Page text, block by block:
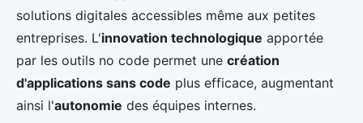
solutions digitales accessibles même aux petites
entreprises. L'innovation technologique apportée
par les outils no code permet une création
d'applications sans code plus efficace, augmentant
ainsi l'autonomie des équipes internes.